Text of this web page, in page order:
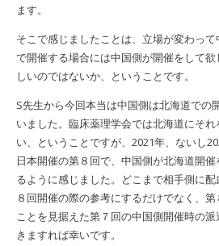
ます。
そこで感じましたことは、立場が変わっ
で開催する場合には中国側が開催をして
しいのではないか、ということです。
S先生から今回本当は中国側は北海道での
いました。臨床薬理学会では北海道にそ
い、ということですが、2021年、ないし
日本開催の第８回で、中国側が北海道開
るように感じました。どこまで相手側に
８回開催の際の参考にするだけでなく、
ことを見据えた第７回の中国側開催時の
きますれば幸いです。